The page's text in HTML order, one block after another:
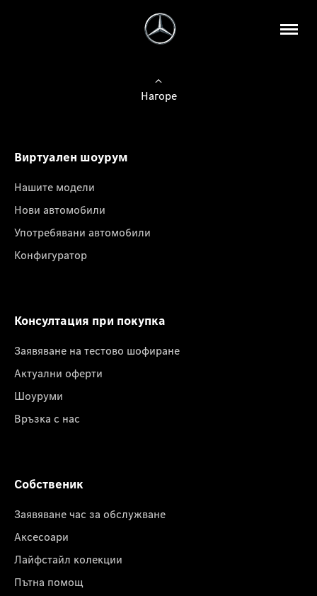
Нагоре
Виртуален шоурум
Нашите модели
Нови автомобили
Употребявани автомобили
Конфигуратор
Консултация при покупка
Заявяване на тестово шофиране
Актуални оферти
Шоуруми
Връзка с нас
Собственик
Заявяване час за обслужване
Аксесоари
Лайфстайл колекции
Пътна помощ